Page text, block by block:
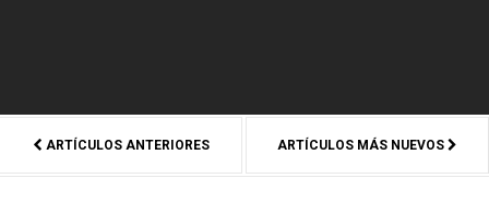
ARTÍCULOS ANTERIORES ARTÍCULOS MÁS NUEVOS